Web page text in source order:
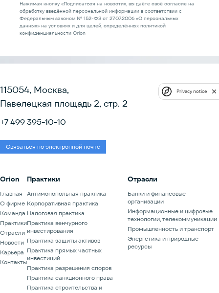
Нажимая кнопку «Подписаться на новости», вы даёте своё согласие на
обработку введённой персональной информации в соответствии с
Федеральным законом № 152-ФЗ от 27.07.2006 «О персональных
данных» на условиях и для целей, определённых политикой
конфиденциальности Orion
115054, Москва,
Павелецкая площадь 2, стр. 2
+7 499 395-10-10
Связаться по электронной почте
Orion
Главная
О фирме
Команда
Практики
Отрасли
Новости
Карьера
Контакты
Практики
Антимонопольная практика
Корпоративная практика
Налоговая практика
Практика венчурного
инвестирования
Практика защиты активов
Практика прямых частных
инвестиций
Практика разрешения споров
Практика санкционного права
Практика строительства и
Отрасли
Банки и финансовые
организации
Информационные и цифровые
технологии, телекоммуникации
Промышленность и транспорт
Энергетика и природные
ресурсы
Privacy notice